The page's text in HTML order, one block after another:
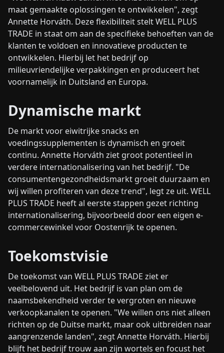
maat gemaakte oplossingen te ontwikkelen", zegt
Annette Horváth. Deze flexibiliteit stelt WELL PLUS
TRADE in staat om aan de specifieke behoeften van de
klanten te voldoen en innovatieve producten te
ontwikkelen. Hierbij let het bedrijf op
milieuvriendelijke verpakkingen en produceert het
voornamelijk in Duitsland en Europa.
Dynamische markt
De markt voor eiwitrijke snacks en
voedingssupplementen is dynamisch en groeit
continu. Annette Horváth ziet groot potentieel in
verdere internationalisering van het bedrijf. "De
consumentengezondheidsmarkt groeit duurzaam en
wij willen profiteren van deze trend", legt ze uit. WELL
PLUS TRADE heeft al eerste stappen gezet richting
internationalisering, bijvoorbeeld door een eigen e-
commercewinkel voor Oostenrijk te openen.
Toekomstvisie
De toekomst van WELL PLUS TRADE ziet er
veelbelovend uit. Het bedrijf is van plan om de
naamsbekendheid verder te vergroten en nieuwe
verkoopkanalen te openen. "We willen ons niet alleen
richten op de Duitse markt, maar ook uitbreiden naar
aangrenzende landen", zegt Annette Horváth. Hierbij
blijft het bedrijf trouw aan zijn wortels en focust het